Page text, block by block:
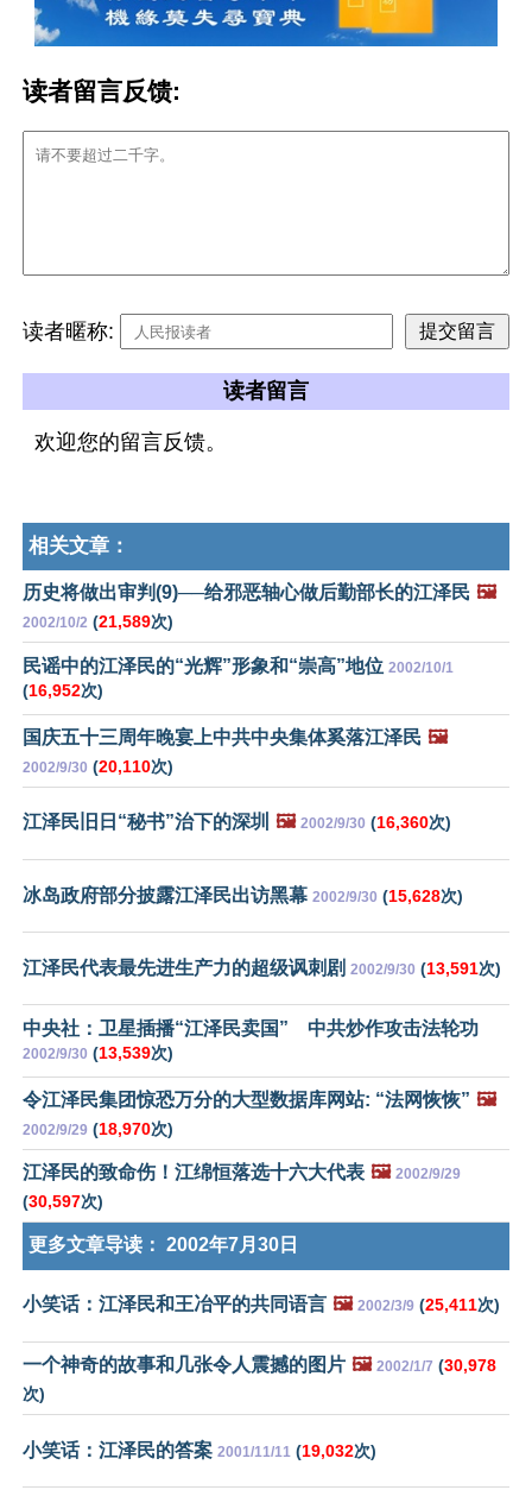
读者留言反馈:
读者暱称:
读者留言
欢迎您的留言反馈。
相关文章：
历史将做出审判(9)──给邪恶轴心做后勤部长的江泽民 🖼️
2002/10/2 (21,589次)
民谣中的江泽民的“光辉”形象和“崇高”地位 2002/10/1
(16,952次)
国庆五十三周年晚宴上中共中央集体奚落江泽民 🖼️
2002/9/30 (20,110次)
江泽民旧日“秘书”治下的深圳 🖼️ 2002/9/30 (16,360次)
冰岛政府部分披露江泽民出访黑幕 2002/9/30 (15,628次)
江泽民代表最先进生产力的超级讽刺剧 2002/9/30 (13,591次)
中央社：卫星插播“江泽民卖国” 中共炒作攻击法轮功
2002/9/30 (13,539次)
令江泽民集团惊恐万分的大型数据库网站: “法网恢恢” 🖼️
2002/9/29 (18,970次)
江泽民的致命伤！江绵恒落选十六大代表 🖼️ 2002/9/29
(30,597次)
更多文章导读： 2002年7月30日
小笑话：江泽民和王冶平的共同语言 🖼️ 2002/3/9 (25,411次)
一个神奇的故事和几张令人震撼的图片 🖼️ 2002/1/7 (30,978
次)
小笑话：江泽民的答案 2001/11/11 (19,032次)